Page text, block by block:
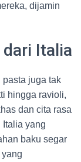
dijamin
dari Italia
pasta juga tak
hingga ravioli,
dan cita rasa
Italia yang
baku segar